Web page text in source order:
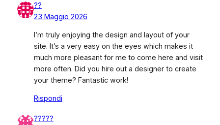
??
23 Maggio 2026
I’m truly enjoying the design and layout of your
site. It’s a very easy on the eyes which makes it
much more pleasant for me to come here and visit
more often. Did you hire out a designer to create
your theme? Fantastic work!
Rispondi
?????